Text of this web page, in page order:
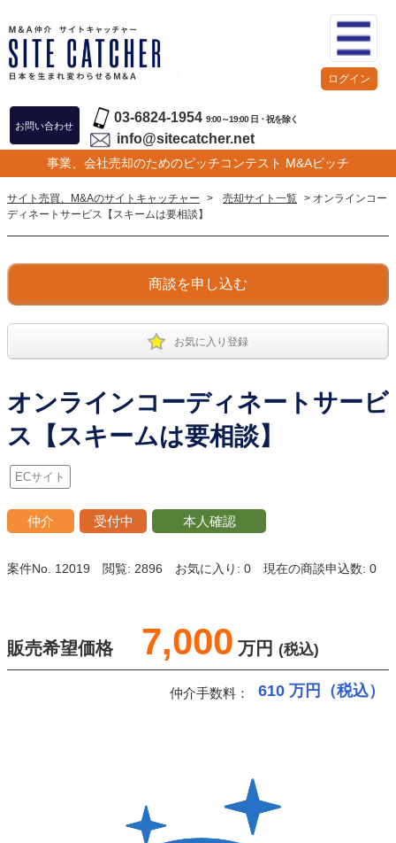
お問い合わせ
03-6824-1954 9:00～19:00 日・祝を除く
info@sitecatcher.net
事業、会社売却のためのピッチコンテスト M&Aピッチ
ログイン
サイト売買、M&Aのサイトキャッチャー > 売却サイト一覧 > オンラインコー
ディネートサービス【スキームは要相談】
商談を申し込む
お気に入り登録
オンラインコーディネートサービ
ス【スキームは要相談】
ECサイト
仲介 受付中 本人確認
案件No. 12019 閲覧: 2896 お気に入り: 0 現在の商談申込数: 0
販売希望価格 7,000 万円 (税込)
仲介手数料： 610 万円（税込）